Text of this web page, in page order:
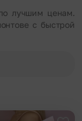
лучшим ценам.
с быстрой